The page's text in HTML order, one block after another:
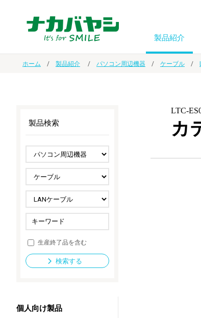
製品紹介
スマートフォン・
タブレット関連
防災・
セキュリティ用品
法人向け製品
オーダー手帳・ノベルティ制作
ドキュメントスキャニングサービス
導入事例
IR情報
サステナビリティ
ホーム 製品紹介 パソコン周辺機器 ケーブル
LTC-
カ
製品検索
生産終了品を含む
検索する
個人向け製品